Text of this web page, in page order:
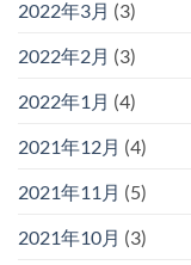
2022年3月 (3)
2022年2月 (3)
2022年1月 (4)
2021年12月 (4)
2021年11月 (5)
2021年10月 (3)